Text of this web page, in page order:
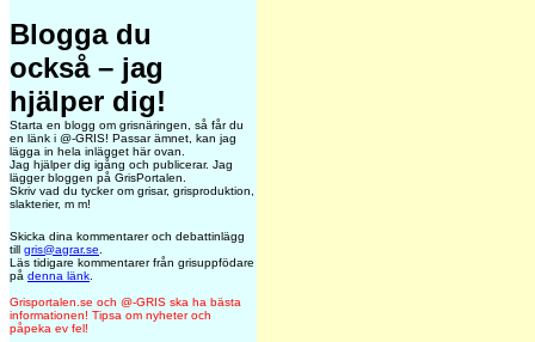
Blogga du
också – jag
hjälper dig!
Starta en blogg om grisnäringen, så får du
en länk i @-GRIS! Passar ämnet, kan jag
lägga in hela inlägget här ovan.
Jag hjälper dig igång och publicerar. Jag
lägger bloggen på GrisPortalen.
Skriv vad du tycker om grisar, grisproduktion,
slakterier, m m!
Skicka dina kommentarer och debattinlägg
till gris@agrar.se
Läs tidigare kommentarer från grisuppfödare
på denna länk
Grisportalen.se och @-GRIS ska ha bästa
informationen! Tipsa om nyheter och
påpeka ev fel!